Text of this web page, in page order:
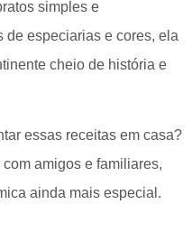
simples e
de especiarias e cores, ela
cheio de história e
essas receitas em casa?
amigos e familiares,
ainda mais especial.